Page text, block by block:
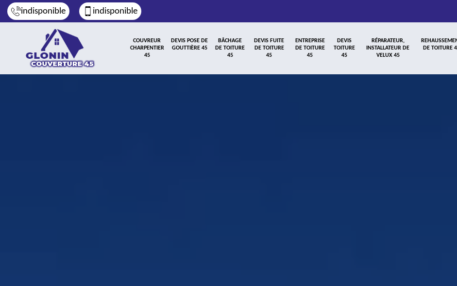
indisponible indisponible
COUVREUR
CHARPENTIER
45
DEVIS POSE DE
GOUTTIÈRE 45
BÂCHAGE
DE TOITURE
45
DEVIS FUITE
DE TOITURE
45
ENTREPRISE
DE TOITURE
45
DEVIS
TOITURE
45
RÉPARATEUR,
INSTALLATEUR DE
VELUX 45
DE TOITURE